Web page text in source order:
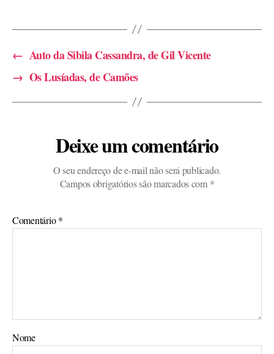
← Auto da Sibila Cassandra, de Gil Vicente
→ Os Lusíadas, de Camões
Deixe um comentário
O seu endereço de e-mail não será publicado.
Campos obrigatórios são marcados com *
Comentário*
Nome